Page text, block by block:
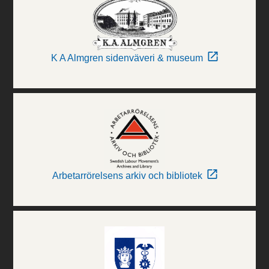
K A Almgren sidenväveri & museum
Arbetarrörelsens arkiv och bibliotek